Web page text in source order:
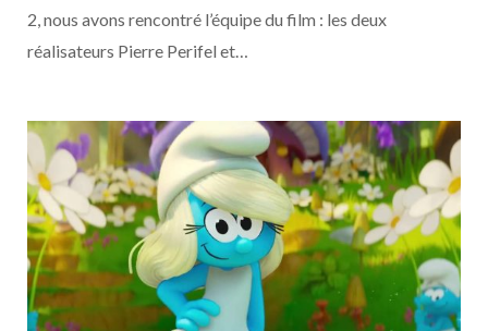
2, nous avons rencontré l’équipe du film : les deux
réalisateurs Pierre Perifel et…